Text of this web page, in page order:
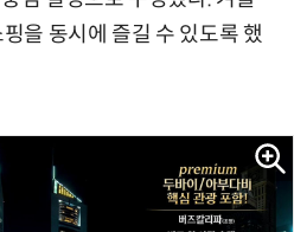
을 동시에 즐길 수 있도록 했